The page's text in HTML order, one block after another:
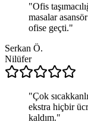
"Ofis
masalar
ofise geçti."
Serkan Ö.
Nilüfer
"Çok
ekstra hiçbir
kaldım."